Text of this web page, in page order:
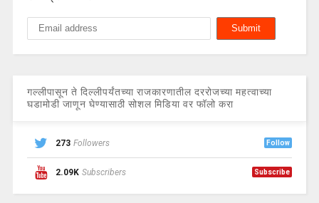
गल्लीपासून ते दिल्लीपर्यंतच्या राजकारणातील दररोजच्या महत्वाच्या
घडामोडी जाणून घेण्यासाठी सोशल मिडिया वर फॉलो करा
273 Followers Follow
2.09K Subscribers Subscribe